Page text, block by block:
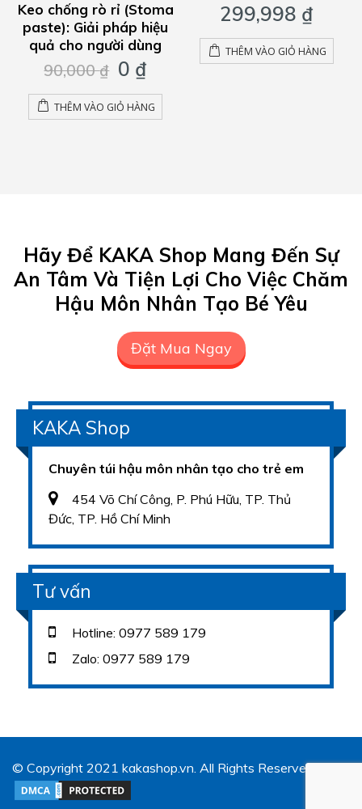
of
Keo chống rò rỉ (Stoma
paste): Giải pháp hiệu
quả cho người dùng
90,000₫ Giá
gốc
là:
90,000 ₫.
0 ₫Giá
hiện
tại
là:
THÊM VÀO GIỎ HÀNG
299,998 ₫
THÊM VÀO GIỎ HÀNG
Hãy Để KAKA Shop Mang Đến Sự
An Tâm Và Tiện Lợi Cho Việc Chăm
Hậu Môn Nhân Tạo Bé Yêu
Đặt Mua Ngay
KAKA Shop
Chuyên túi hậu môn nhân tạo cho trẻ em
454 Võ Chí Công, P. Phú Hữu, TP. Thủ
Đức, TP. Hồ Chí Minh
Tư vấn
Hotline: 0977 589 179
Zalo: 0977 589 179
© Copyright 2021 kakashop.vn. All Rights Reserved.